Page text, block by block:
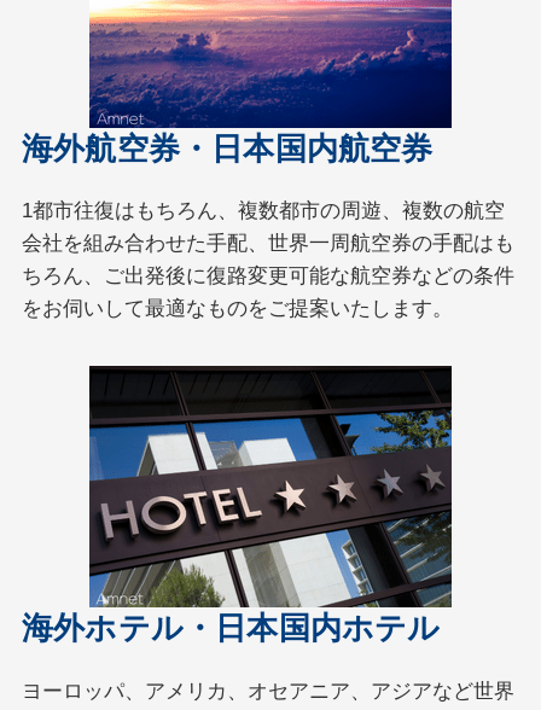
海外航空券・日本国内航空券
1都市往復はもちろん、複数都市の周遊、複数の航空
会社を組み合わせた手配、世界一周航空券の手配はも
ちろん、ご出発後に復路変更可能な航空券などの条件
をお伺いして最適なものをご提案いたします。
海外ホテル・日本国内ホテル
ヨーロッパ、アメリカ、オセアニア、アジアなど世界